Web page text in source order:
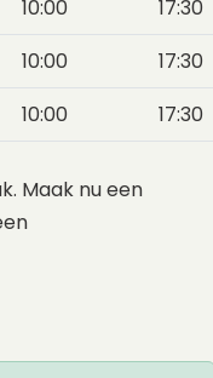
10:00
17:30
10:00
17:30
10:00 17:30
Maak nu een